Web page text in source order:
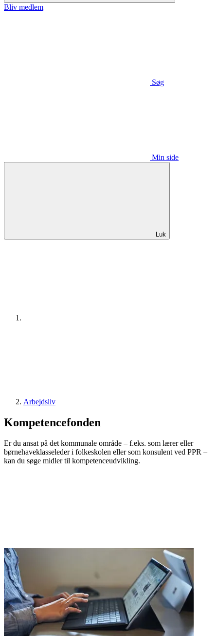
Bliv medlem
Søg
Min side
Luk
Arbejdsliv
Kompetencefonden
Er du ansat på det kommunale område – f.eks. som lærer eller
børnehaveklasseleder i folkeskolen eller som konsulent ved PPR –
kan du søge midler til kompetenceudvikling.